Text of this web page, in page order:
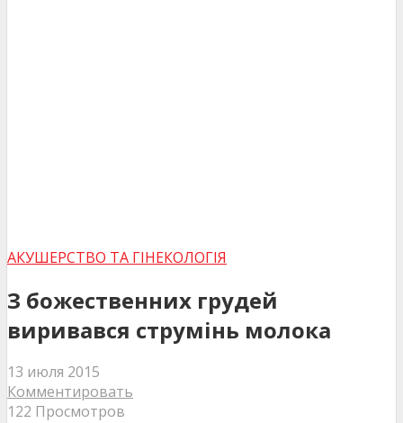
АКУШЕРСТВО ТА ГІНЕКОЛОГІЯ
З божественних грудей
виривався струмінь молока
13 июля 2015
Комментировать
122 Просмотров